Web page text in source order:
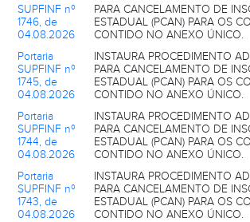
SUPFINF nº
1746, de
04.08.2026
PARA CANCELAMENTO DE
ESTADUAL (PCAN) PARA OS
CONTIDO NO ANEXO ÚNICO.
Portaria
SUPFINF nº
1745, de
04.08.2026
INSTAURA PROCEDIMENTO
PARA CANCELAMENTO DE
ESTADUAL (PCAN) PARA OS
CONTIDO NO ANEXO ÚNICO.
Portaria
SUPFINF nº
1744, de
04.08.2026
INSTAURA PROCEDIMENTO
PARA CANCELAMENTO DE
ESTADUAL (PCAN) PARA OS
CONTIDO NO ANEXO ÚNICO.
Portaria
SUPFINF nº
1743, de
04.08.2026
INSTAURA PROCEDIMENTO
PARA CANCELAMENTO DE
ESTADUAL (PCAN) PARA OS
CONTIDO NO ANEXO ÚNICO.